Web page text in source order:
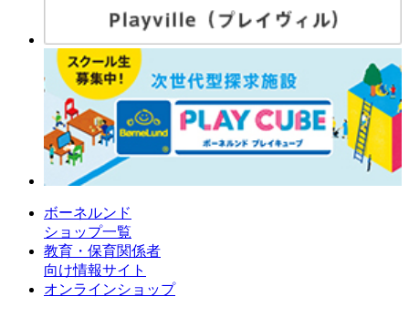
ボーネルンド
ショップ一覧
教育・保育関係者
向け情報サイト
オンラインショップ